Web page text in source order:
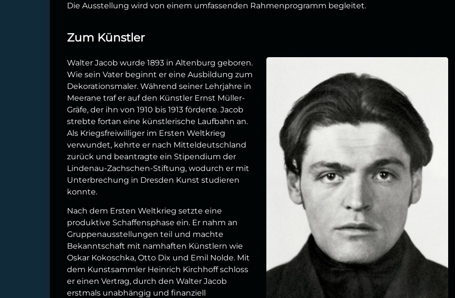
Die Ausstellung wird von einem umfassenden Rahmenprogramm begleitet.
Zum Künstler
Walter Jacob wurde 1893 in Altenburg geboren.
Wie sein Vater beginnt er eine Ausbildung zum
Dekorationsmaler. Während seiner Lehrjahre in
Meerane traf er auf den Künstler Ernst Müller-
Gräfe, der ihn von 1910 bis 1913 förderte. Jacob
strebte fortan eine künstlerische Laufbahn an.
Als Kriegsfreiwilliger im Ersten Weltkrieg
verwundet, kehrte er nach Mitteldeutschland
zurück und beantragte ein Stipendium der
Lindenau-Zachschen-Stiftung, wodurch er mit
Unterbrechung in Dresden Kunst studieren
konnte.
Nach dem Ersten Weltkrieg setzte eine
produktive Schaffensphase ein. Er nahm an
Gruppenausstellungen teil und machte
Bekanntschaft mit namhaften Künstlern wie
Oskar Kokoschka, Otto Dix und Emil Nolde. Mit
dem Kunstsammler Heinrich Kirchhoff schloss
er einen Vertrag, durch den Walter Jacob
erstmals unabhängig und finanziell